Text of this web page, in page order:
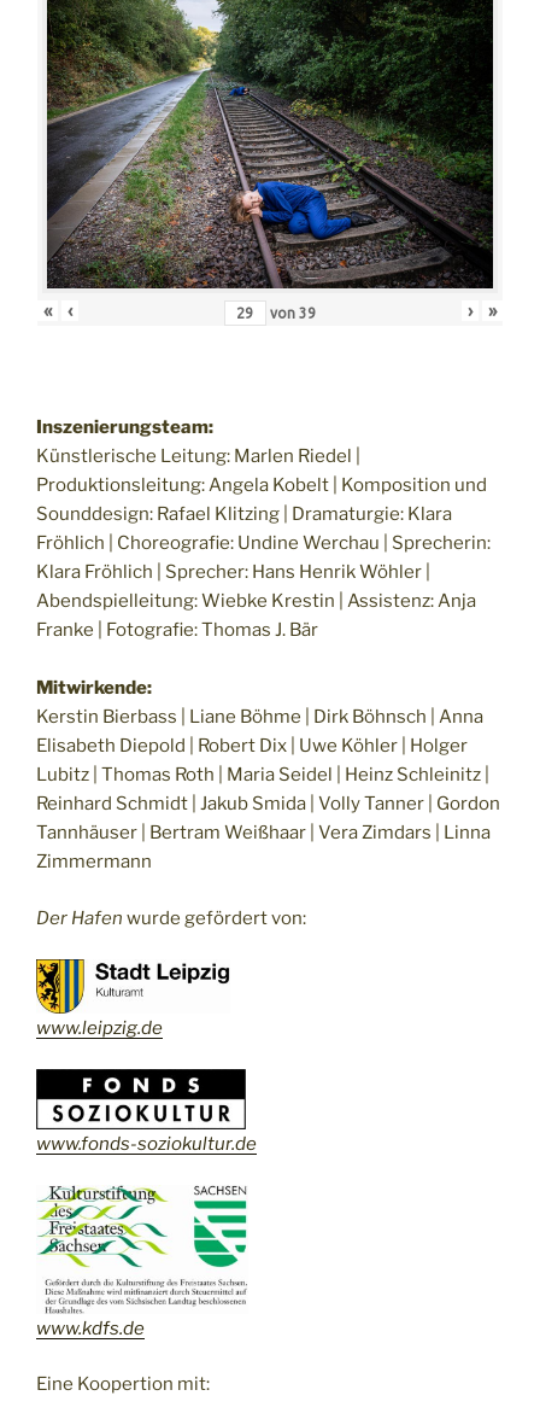
« ‹ von 39 › »
Inszenierungsteam:
Künstlerische Leitung: Marlen Riedel |
Produktionsleitung: Angela Kobelt | Komposition und
Sounddesign: Rafael Klitzing | Dramaturgie: Klara
Fröhlich | Choreografie: Undine Werchau | Sprecherin:
Klara Fröhlich | Sprecher: Hans Henrik Wöhler |
Abendspielleitung: Wiebke Krestin | Assistenz: Anja
Franke | Fotografie: Thomas J. Bär
Mitwirkende:
Kerstin Bierbass | Liane Böhme | Dirk Böhnsch | Anna
Elisabeth Diepold | Robert Dix | Uwe Köhler | Holger
Lubitz | Thomas Roth | Maria Seidel | Heinz Schleinitz |
Reinhard Schmidt | Jakub Smida | Volly Tanner | Gordon
Tannhäuser | Bertram Weißhaar | Vera Zimdars | Linna
Zimmermann
Der Hafen wurde gefördert von:
www.leipzig.de
www.fonds-soziokultur.de
www.kdfs.de
Eine Koopertion mit: